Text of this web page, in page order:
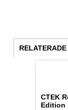
CTEK
Edition